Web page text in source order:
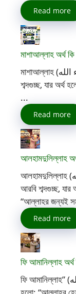
Read more
মাশাআল্লাহ অর্থ কি
মাশাআল্লাহ (ما شاء الله) অর্থ কি? মাশাআল্লাহ একটি আরবি
শব্দগুচ্ছ, যার অর্থ
...
Read more
আলহামদুলিল্লাহ
আলহামদুলিল্লাহ (الحمد لله) অর্থ কি? আলহামদুলিল্লাহ একটি
আরবি শব্দগুচ্ছ,
“আল্লাহর জন্যই
Read more
ফি আমানিল্লাহ অর্থ
ফি আমানিল্লাহ” (في أمان الله) একটি আরবি বাক্যাংশ। এর অর্থ